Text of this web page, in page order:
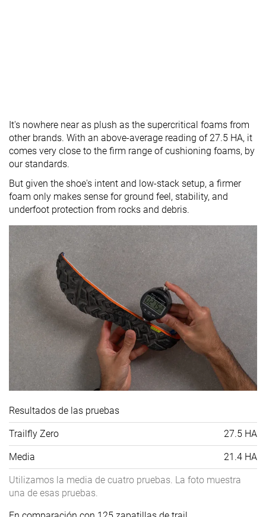
It's nowhere near as plush as the supercritical foams from
other brands. With an above-average reading of 27.5 HA, it
comes very close to the firm range of cushioning foams, by
our standards.
But given the shoe's intent and low-stack setup, a firmer
foam only makes sense for ground feel, stability, and
underfoot protection from rocks and debris.
Resultados de las pruebas
Trailfly Zero 27.5 HA
Media 21.4 HA
Utilizamos la media de cuatro pruebas. La foto muestra
una de esas pruebas.